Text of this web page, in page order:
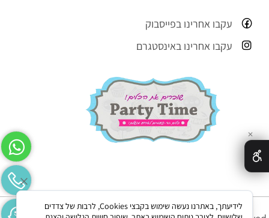
עקבו אחרינו בפייסבוק
עקבו אחרינו באינסטגרם
✕
לידיעתך, באתרנו נעשה שימוש בקבצי Cookies, לרבות של צדדים